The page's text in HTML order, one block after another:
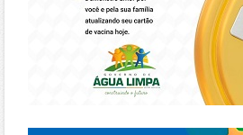
https://piracanjuba.go.gov.br/